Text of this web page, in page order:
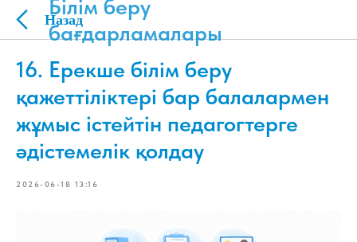
Білім беру
бағдарламалары
16. Ерекше білім беру
қажеттіліктері бар балалармен
жұмыс істейтін педагогтерге
әдістемелік қолдау
2026-06-18 13:16